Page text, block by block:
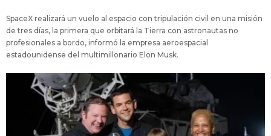
SpaceX realizará un vuelo al espacio con tripulación civil en una misión
de tres días, la primera que orbitará la Tierra con astronautas no
profesionales a bordo, informó la empresa aeroespacial
estadounidense del multimillonario Elon Musk.